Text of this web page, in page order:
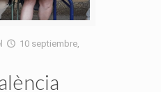
10 septiembre,